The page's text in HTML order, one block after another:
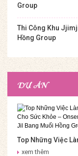
Group
Thi Công Khu
Hồng Group
DỰ ÁN
Top Những Việc
Nghĩa Cho Sức
xem thêm